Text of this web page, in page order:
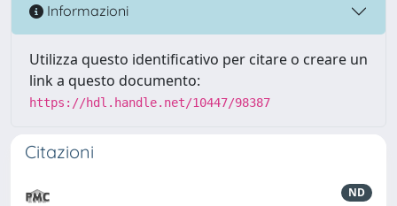
Informazioni
Utilizza questo identificativo per citare o creare un
link a questo documento:
https://hdl.handle.net/10447/98387
Citazioni
ND